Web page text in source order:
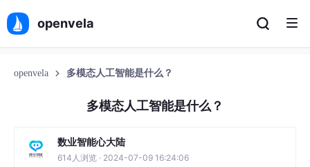
openvela
openvela 多模态人工智能是什么？
多模态人工智能是什么？
数业智能心大陆
614人浏览 · 2024-07-09 16:24:06